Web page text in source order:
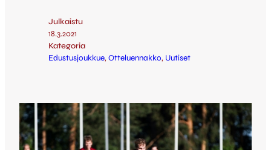
Julkaistu
18.3.2021
Kategoria
Edustusjoukkue, Otteluennakko, Uutiset